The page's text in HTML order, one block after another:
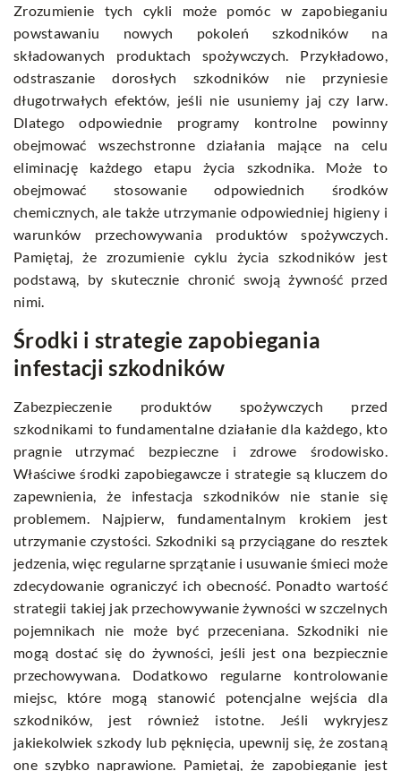
Zrozumienie tych cykli może pomóc w zapobieganiu
powstawaniu nowych pokoleń szkodników na
składowanych produktach spożywczych. Przykładowo,
odstraszanie dorosłych szkodników nie przyniesie
długotrwałych efektów, jeśli nie usuniemy jaj czy larw.
Dlatego odpowiednie programy kontrolne powinny
obejmować wszechstronne działania mające na celu
eliminację każdego etapu życia szkodnika. Może to
obejmować stosowanie odpowiednich środków
chemicznych, ale także utrzymanie odpowiedniej higieny i
warunków przechowywania produktów spożywczych.
Pamiętaj, że zrozumienie cyklu życia szkodników jest
podstawą, by skutecznie chronić swoją żywność przed
nimi.
Środki i strategie zapobiegania
infestacji szkodników
Zabezpieczenie produktów spożywczych przed
szkodnikami to fundamentalne działanie dla każdego, kto
pragnie utrzymać bezpieczne i zdrowe środowisko.
Właściwe środki zapobiegawcze i strategie są kluczem do
zapewnienia, że infestacja szkodników nie stanie się
problemem. Najpierw, fundamentalnym krokiem jest
utrzymanie czystości. Szkodniki są przyciągane do resztek
jedzenia, więc regularne sprzątanie i usuwanie śmieci może
zdecydowanie ograniczyć ich obecność. Ponadto wartość
strategii takiej jak przechowywanie żywności w szczelnych
pojemnikach nie może być przeceniana. Szkodniki nie
mogą dostać się do żywności, jeśli jest ona bezpiecznie
przechowywana. Dodatkowo regularne kontrolowanie
miejsc, które mogą stanowić potencjalne wejścia dla
szkodników, jest również istotne. Jeśli wykryjesz
jakiekolwiek szkody lub pęknięcia, upewnij się, że zostaną
one szybko naprawione. Pamiętaj, że zapobieganie jest